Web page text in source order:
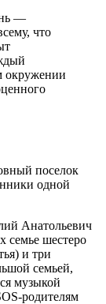
—
что
окружении
поселок
одной
Анатольевич
семье шестеро
и три
семьей,
музыкой
родителям